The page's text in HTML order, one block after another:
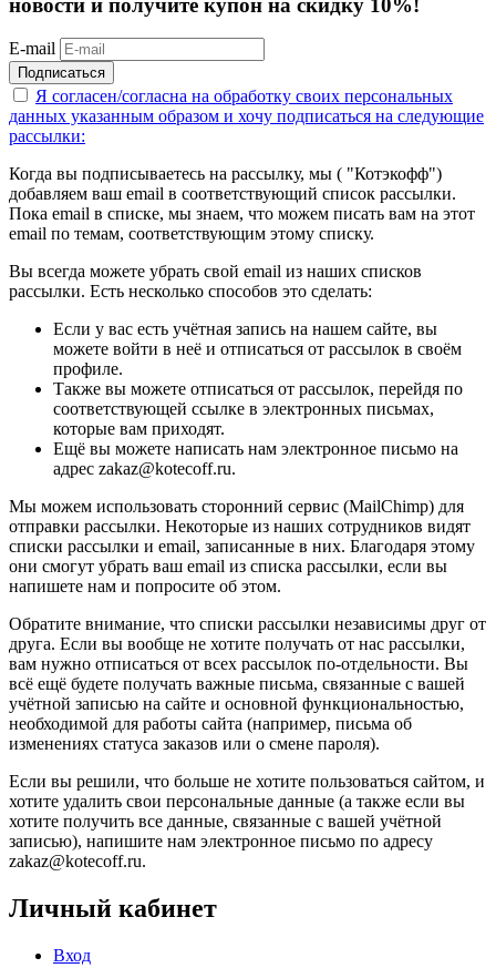
E-mail
Подписаться
Я согласен/согласна на обработку своих персональных
данных указанным образом и хочу подписаться на следующие
рассылки:
Когда вы подписываетесь на рассылку, мы ( "Котэкофф")
добавляем ваш email в соответствующий список рассылки.
Пока email в списке, мы знаем, что можем писать вам на этот
email по темам, соответствующим этому списку.
Вы всегда можете убрать свой email из наших списков
рассылки. Есть несколько способов это сделать:
Если у вас есть учётная запись на нашем сайте, вы
можете войти в неё и отписаться от рассылок в своём
профиле.
Также вы можете отписаться от рассылок, перейдя по
соответствующей ссылке в электронных письмах,
которые вам приходят.
Ещё вы можете написать нам электронное письмо на
адрес zakaz@kotecoff.ru.
Мы можем использовать сторонний сервис (MailChimp) для
отправки рассылки. Некоторые из наших сотрудников видят
списки рассылки и email, записанные в них. Благодаря этому
они смогут убрать ваш email из списка рассылки, если вы
напишете нам и попросите об этом.
Обратите внимание, что списки рассылки независимы друг от
друга. Если вы вообще не хотите получать от нас рассылки,
вам нужно отписаться от всех рассылок по-отдельности. Вы
всё ещё будете получать важные письма, связанные с вашей
учётной записью на сайте и основной функциональностью,
необходимой для работы сайта (например, письма об
изменениях статуса заказов или о смене пароля).
Если вы решили, что больше не хотите пользоваться сайтом, и
хотите удалить свои персональные данные (а также если вы
хотите получить все данные, связанные с вашей учётной
записью), напишите нам электронное письмо по адресу
zakaz@kotecoff.ru.
Личный кабинет
Вход